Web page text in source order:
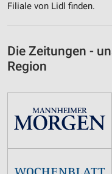
Filiale von Lidl finden.
Die Zeitungen -
Region